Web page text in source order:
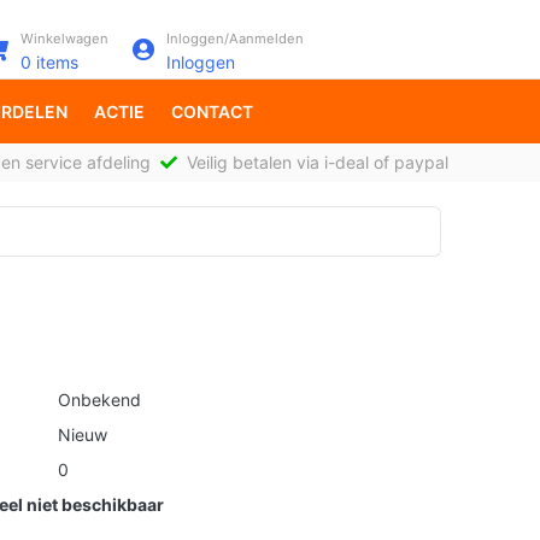
Winkelwagen
0 items
Inloggen/Aanmelden
Inloggen
ACTIE CONTACT
service afdeling Veilig betalen via i-deal of paypal
Onbekend
Nieuw
0
niet beschikbaar